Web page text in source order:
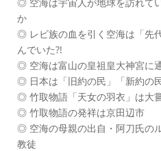
か
◎ レビ族の血を引く空海は「先
んでいた?!
◎ 空海は富山の皇祖皇大神宮に
◎ 日本は「旧約の民」「新約の
◎ 竹取物語「天女の羽衣」は大
◎ 竹取物語の発祥は京田辺市
◎ 空海の母親の出自・阿刀氏の
教徒